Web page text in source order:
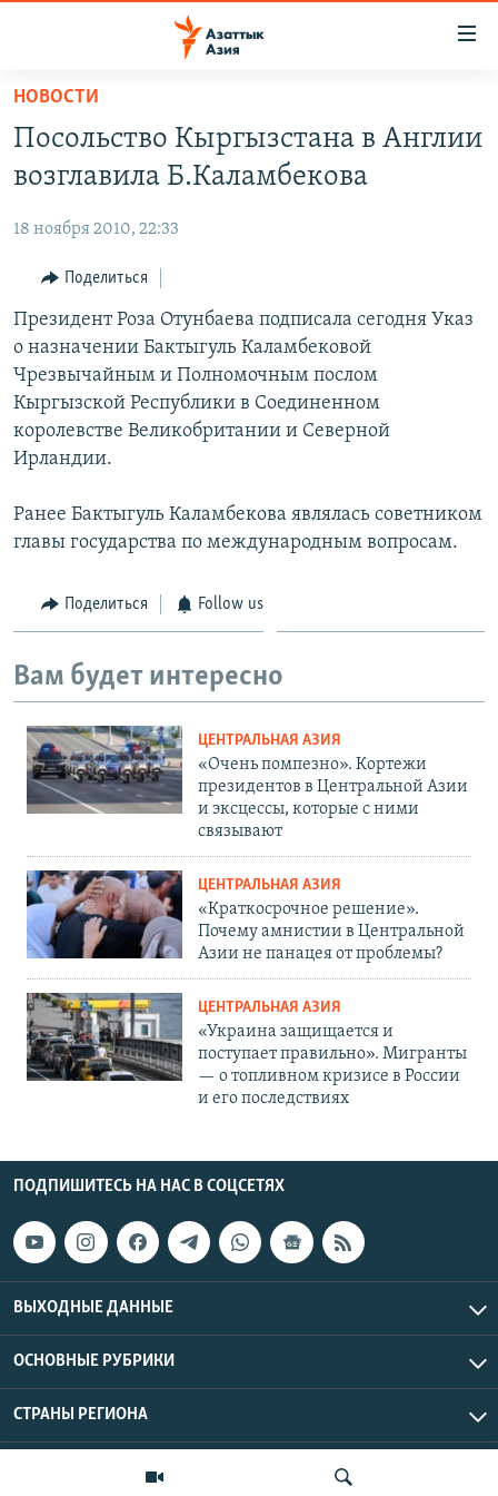
Вернуться
основному
содержанию
навигации
Вернутся
поиску
УЗБЕКИСТАН
ТАДЖИКИСТАН
НА ДРУГИХ ЯЗЫКАХ
ҚАЗАҚША
КЫРГЫЗЧА
ТОҶИКӢ
TÜRKMENÇE
Все сайты РСЕ/РС
НОВОСТИ
Посольство Кыргызстана в Англии
возглавила Б.Каламбекова
18 ноября 2010, 22:33
Поделиться
Президент Роза Отунбаева подписала сегодня Указ
о назначении Бактыгуль Каламбековой
Чрезвычайным и Полномочным послом
Кыргызской Республики в Соединенном
королевстве Великобритании и Северной
Ирландии.
Ранее Бактыгуль Каламбекова являлась советником
главы государства по международным вопросам.
Поделиться Follow us
Вам будет интересно
ЦЕНТРАЛЬНАЯ АЗИЯ
«Очень помпезно». Кортежи
президентов в Центральной Азии
и эксцессы, которые с ними
связывают
ЦЕНТРАЛЬНАЯ АЗИЯ
«Краткосрочное решение».
Почему амнистии в Центральной
Азии не панацея от проблемы?
ЦЕНТРАЛЬНАЯ АЗИЯ
«Украина защищается и
поступает правильно». Мигранты
— о топливном кризисе в России
и его последствиях
ПОДПИШИТЕСЬ НА НАС В СОЦСЕТЯХ
ВЫХОДНЫЕ ДАННЫЕ
ОСНОВНЫЕ РУБРИКИ
СТРАНЫ РЕГИОНА
Азаттык Азия © 2026 RFE/RL, Inc. | Все права защищены.